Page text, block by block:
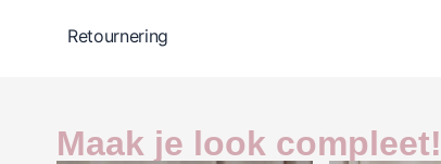
Retournering
Maak je look compleet!